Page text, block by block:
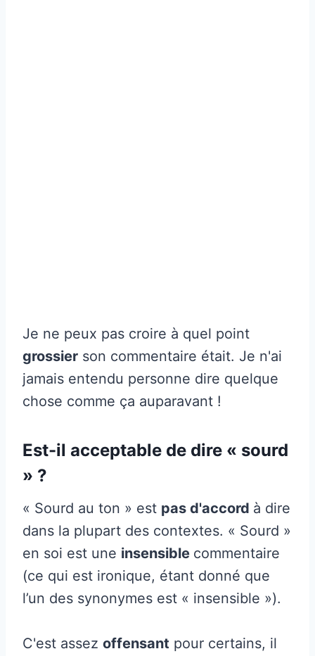
Je ne peux pas croire à quel point
grossier son commentaire était. Je n'ai
jamais entendu personne dire quelque
chose comme ça auparavant !
Est-il acceptable de dire « sourd
» ?
« Sourd au ton » est pas d'accord à dire
dans la plupart des contextes. « Sourd »
en soi est une insensible commentaire
(ce qui est ironique, étant donné que
l’un des synonymes est « insensible »).
C'est assez offensant pour certains, il